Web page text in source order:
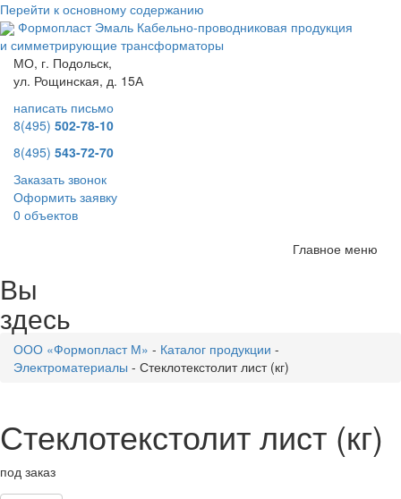
Перейти к основному содержанию
Формопласт Эмаль Кабельно-проводниковая продукция
и симметрирующие трансформаторы
МО, г. Подольск,
ул. Рощинская, д. 15А
написать письмо
8(495) 502-78-10
8(495) 543-72-70
Заказать звонок
Оформить заявку
0 объектов
Главное меню
Вы
здесь
ООО «Формопласт М» - Каталог продукции -
Электроматериалы - Стеклотекстолит лист (кг)
Стеклотекстолит лист (кг)
под заказ